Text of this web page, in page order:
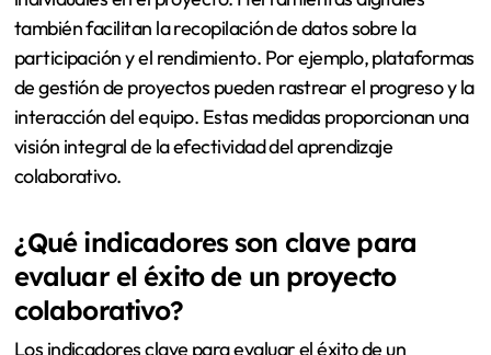
también facilitan la recopilación de datos sobre la
participación y el rendimiento. Por ejemplo, plataformas
de gestión de proyectos pueden rastrear el progreso y la
interacción del equipo. Estas medidas proporcionan una
visión integral de la efectividad del aprendizaje
colaborativo.
¿Qué indicadores son clave para
evaluar el éxito de un proyecto
colaborativo?
Los indicadores clave para evaluar el éxito de un